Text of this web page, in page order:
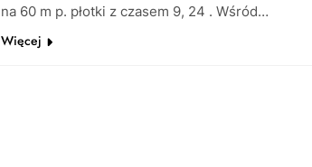
na 60 m p. płotki z czasem 9, 24 . Wśród…
Więcej